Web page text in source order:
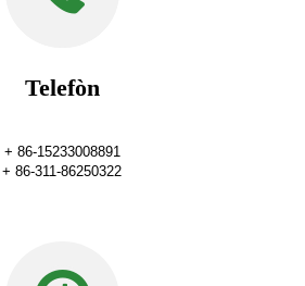
Telefòn
+ 86-15233008891
+ 86-311-86250322